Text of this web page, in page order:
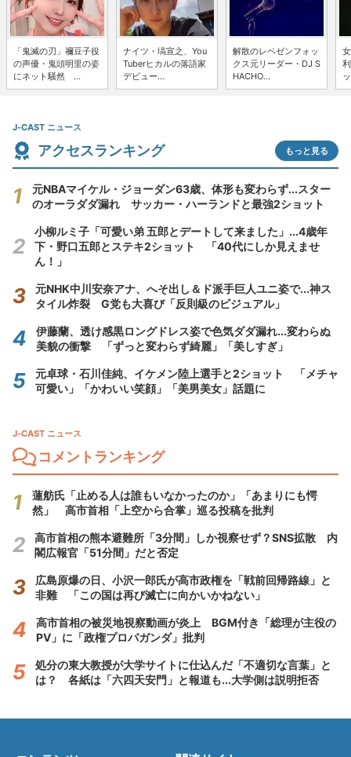
「鬼滅の刃」禰豆子役
の声優・鬼頭明里の姿
にネット騒然 ...
ナイツ・塙宣之、You
Tuberヒカルの落語家
デビュー...
解散のレペゼンフォッ
クス元リーダー・DJ S
HACHO...
J-CAST ニュース
アクセスランキング もっと見る
元NBAマイケル・ジョーダン63歳、体形も変わらず...スター
のオーラダダ漏れ サッカー・ハーランドと最強2ショット
小柳ルミ子「可愛い弟 五郎とデートして来ました」...4歳年
下・野口五郎とステキ2ショット 「40代にしか見えませ
ん！」
元NHK中川安奈アナ、へそ出し＆ド派手巨人ユニ姿で...神ス
タイル炸裂 G党も大喜び「反則級のビジュアル」
伊藤蘭、透け感黒ロングドレス姿で色気ダダ漏れ...変わらぬ
美貌の衝撃 「ずっと変わらず綺麗」「美しすぎ」
元卓球・石川佳純、イケメン陸上選手と2ショット 「メチャ
可愛い」「かわいい笑顔」「美男美女」話題に
J-CAST ニュース
コメントランキング
蓮舫氏「止める人は誰もいなかったのか」「あまりにも愕
然」 高市首相「上空から合掌」巡る投稿を批判
高市首相の熊本避難所「3分間」しか視察せず？SNS拡散 内
閣広報官「51分間」だと否定
広島原爆の日、小沢一郎氏が高市政権を「戦前回帰路線」と
非難 「この国は再び滅亡に向かいかねない」
高市首相の被災地視察動画が炎上 BGM付き「総理が主役の
PV」に「政権プロパガンダ」批判
処分の東大教授が大学サイトに仕込んだ「不適切な言葉」と
は？ 各紙は「六四天安門」と報道も...大学側は説明拒否